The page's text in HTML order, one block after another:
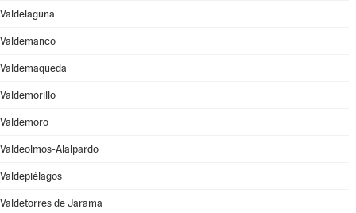
Valdelaguna
Valdemanco
Valdemaqueda
Valdemorillo
Valdemoro
Valdeolmos-Alalpardo
Valdepiélagos
Valdetorres de Jarama